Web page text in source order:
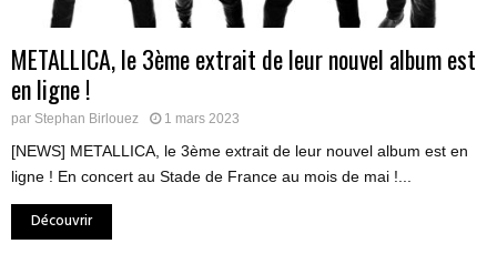
METALLICA, le 3ème extrait de leur nouvel album est
en ligne !
par Stephan Birlouez 1 mars 2023
[NEWS] METALLICA, le 3ème extrait de leur nouvel album est en
ligne ! En concert au Stade de France au mois de mai !...
Découvrir